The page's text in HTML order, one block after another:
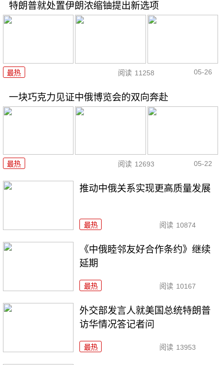
特朗普就处置伊朗浓缩铀提出新选项
最热 阅读 11258 05-26
一块巧克力见证中俄博览会的双向奔赴
最热 阅读 12693 05-22
推动中俄关系实现更高质量发展
最热 阅读 10874
《中俄睦邻友好合作条约》继续
延期
最热 阅读 10167
外交部发言人就美国总统特朗普
访华情况答记者问
最热 阅读 13953